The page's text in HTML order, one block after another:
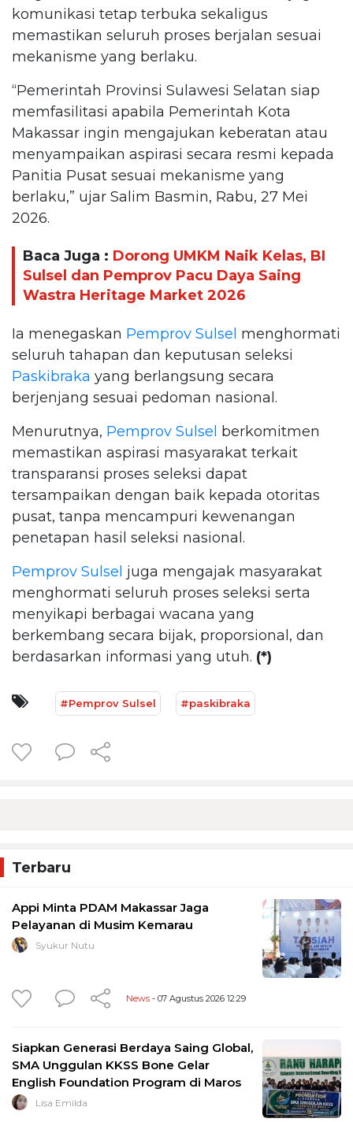
komunikasi tetap terbuka sekaligus
memastikan seluruh proses berjalan sesuai
mekanisme yang berlaku.
“Pemerintah Provinsi Sulawesi Selatan siap
memfasilitasi apabila Pemerintah Kota
Makassar ingin mengajukan keberatan atau
menyampaikan aspirasi secara resmi kepada
Panitia Pusat sesuai mekanisme yang
berlaku,” ujar Salim Basmin, Rabu, 27 Mei
2026.
Baca Juga : Dorong UMKM Naik Kelas, BI
Sulsel dan Pemprov Pacu Daya Saing
Wastra Heritage Market 2026
Ia menegaskan Pemprov Sulsel menghormati
seluruh tahapan dan keputusan seleksi
Paskibraka yang berlangsung secara
berjenjang sesuai pedoman nasional.
Menurutnya, Pemprov Sulsel berkomitmen
memastikan aspirasi masyarakat terkait
transparansi proses seleksi dapat
tersampaikan dengan baik kepada otoritas
pusat, tanpa mencampuri kewenangan
penetapan hasil seleksi nasional.
Pemprov Sulsel juga mengajak masyarakat
menghormati seluruh proses seleksi serta
menyikapi berbagai wacana yang
berkembang secara bijak, proporsional, dan
berdasarkan informasi yang utuh. (*)
#Pemprov Sulsel #paskibraka
Terbaru
Appi Minta PDAM Makassar Jaga
Pelayanan di Musim Kemarau
Syukur Nutu
News - 07 Agustus 2026 12:29
Siapkan Generasi Berdaya Saing Global,
SMA Unggulan KKSS Bone Gelar
English Foundation Program di Maros
Lisa Emilda